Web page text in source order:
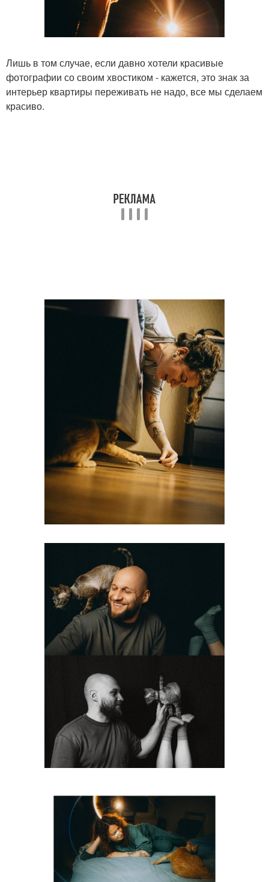
Лишь в том случае, если давно хотели красивые
фотографии со своим хвостиком - кажется, это знак за
интерьер квартиры переживать не надо, все мы сделаем
красиво.